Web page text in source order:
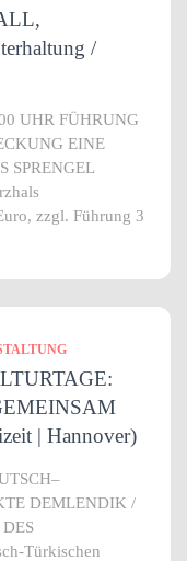
/
UHR FÜHRUNG
EINE
SPRENGEL
zzgl. Führung 3
| Hannover)
DEMLENDIK /
Türkischen